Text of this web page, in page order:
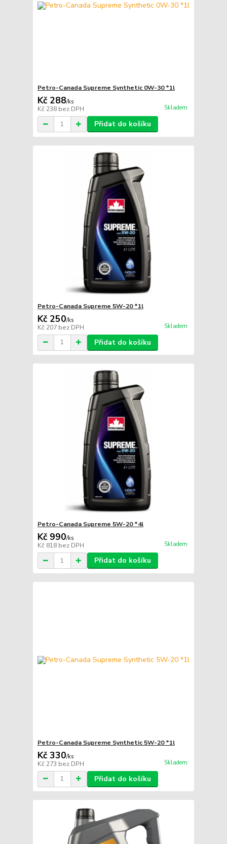
Petro-Canada Supreme Synthetic 0W-30 *1l
Kč 288/ks
Kč 238 bez DPH Skladem
Přidat do košíku
Petro-Canada Supreme 5W-20 *1l
Kč 250/ks
Kč 207 bez DPH Skladem
Přidat do košíku
Petro-Canada Supreme 5W-20 *4l
Kč 990/ks
Kč 818 bez DPH Skladem
Přidat do košíku
Petro-Canada Supreme Synthetic 5W-20 *1l
Kč 330/ks
Kč 273 bez DPH Skladem
Přidat do košíku